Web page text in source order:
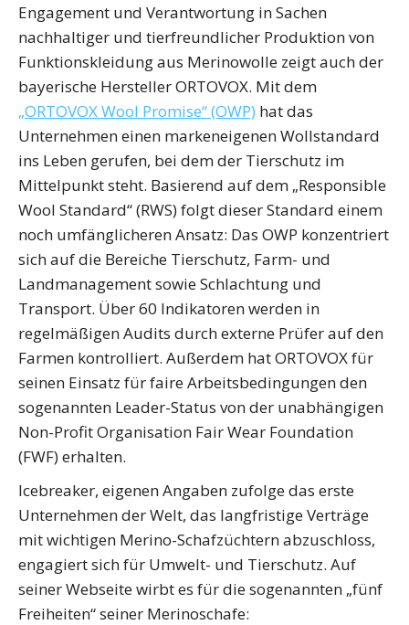
Engagement und Verantwortung in Sachen
nachhaltiger und tierfreundlicher Produktion von
Funktionskleidung aus Merinowolle zeigt auch der
bayerische Hersteller ORTOVOX. Mit dem
„ORTOVOX Wool Promise“ (OWP) hat das
Unternehmen einen markeneigenen Wollstandard
ins Leben gerufen, bei dem der Tierschutz im
Mittelpunkt steht. Basierend auf dem „Responsible
Wool Standard“ (RWS) folgt dieser Standard einem
noch umfänglicheren Ansatz: Das OWP konzentriert
sich auf die Bereiche Tierschutz, Farm- und
Landmanagement sowie Schlachtung und
Transport. Über 60 Indikatoren werden in
regelmäßigen Audits durch externe Prüfer auf den
Farmen kontrolliert. Außerdem hat ORTOVOX für
seinen Einsatz für faire Arbeitsbedingungen den
sogenannten Leader-Status von der unabhängigen
Non-Profit Organisation Fair Wear Foundation
(FWF) erhalten.
Icebreaker, eigenen Angaben zufolge das erste
Unternehmen der Welt, das langfristige Verträge
mit wichtigen Merino-Schafzüchtern abzuschloss,
engagiert sich für Umwelt- und Tierschutz. Auf
seiner Webseite wirbt es für die sogenannten „fünf
Freiheiten“ seiner Merinoschafe: